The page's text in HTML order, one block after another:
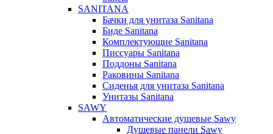
SANITANA
Бачки для унитаза Sanitana
Биде Sanitana
Комплектующие Sanitana
Писсуары Sanitana
Поддоны Sanitana
Раковины Sanitana
Сиденья для унитаза Sanitana
Унитазы Sanitana
SAWY
Автоматические душевые Sawy
Душевые панели Sawy